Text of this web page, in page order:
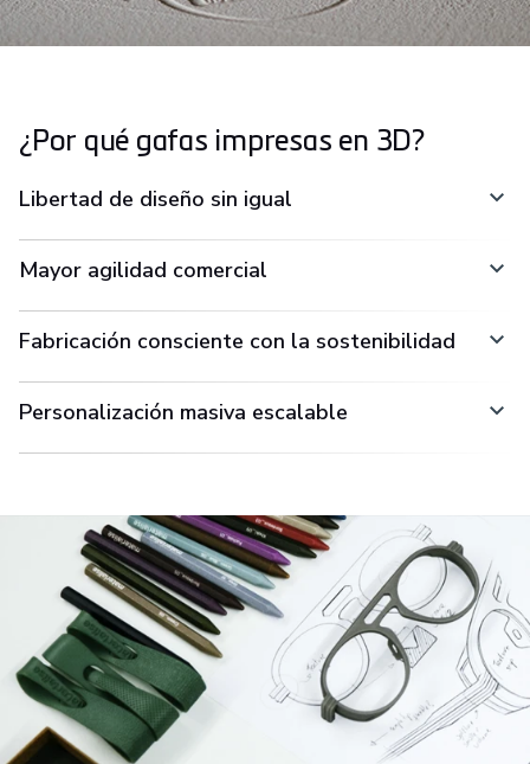
¿Por qué gafas impresas en 3D?
Libertad de diseño sin igual
Mayor agilidad comercial
Fabricación consciente con la sostenibilidad
Personalización masiva escalable